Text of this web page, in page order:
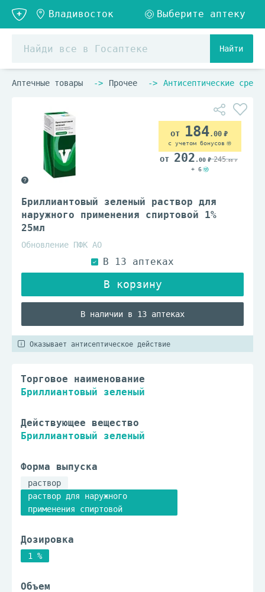
Найти
Аптечные товары Прочее Антисептические
Бриллиантовый зеленый раствор для
наружного применения спиртовой 1%
25мл
Обновление ПФК АО
В наличии в 13 аптеках
184.00
с учетом бонусов
202 .00 245.00
+ 6
Оказывает антисептическое действие
Торговое наименование
Бриллиантовый зеленый
Действующее вещество
Бриллиантовый зеленый
Форма выпуска
раствор
раствор для наружного
применения спиртовой
Дозировка
1 %
Объем